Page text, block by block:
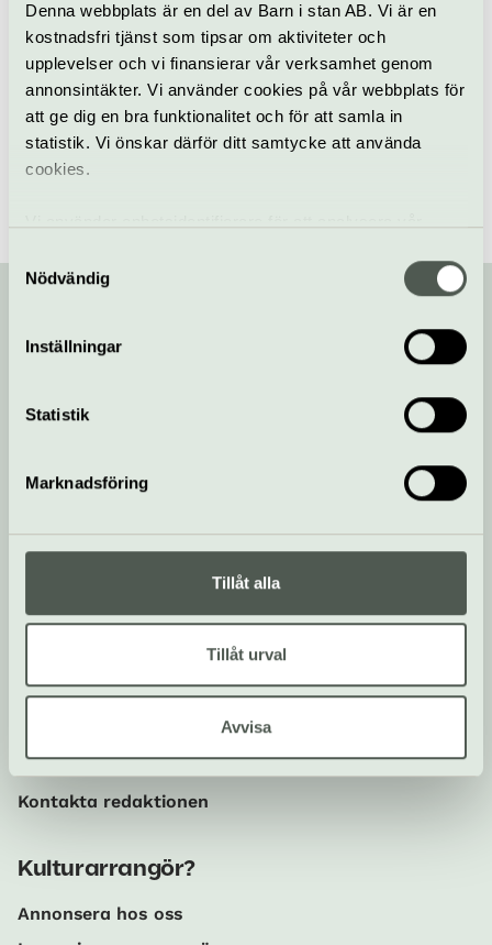
Denna webbplats är en del av Barn i stan AB. Vi är en
kostnadsfri tjänst som tipsar om aktiviteter och
upplevelser och vi finansierar vår verksamhet genom
annonsintäkter. Vi använder cookies på vår webbplats för
att ge dig en bra funktionalitet och för att samla in
statistik. Vi önskar därför ditt samtycke att använda
cookies.
samt tillhandahålla funktioner för sociala medier. Vi
vidarebefordrar även sådana identifierare och annan
information från din enhet till de sociala medier och
annons- och analysföretag som vi samarbetar med.
information som du har tillhandahållit eller som de har
Nödvändig
Inställningar
Statistik
Marknadsföring
Tillåt alla
Tillåt urval
Avvisa
Gripsholms slott
Hitta alla våra tips på kulturaktiviteter i Stockholm /
Evenemang i Stockholm
/ Duo Visklang omtolkar Bellman
Din kompis med koll på kulturlivet!
Prenumerera på vårt nyhetsbrev och få koll på
Följ oss på Instagram och
Om Kulturguiden Welma
Kontakta redaktionen
Kulturarrangör?
Annonsera hos oss